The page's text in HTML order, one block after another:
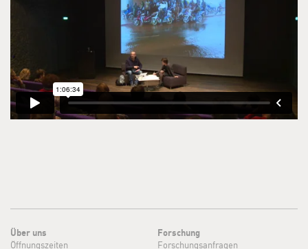
Über uns
Öffnungszeiten
Forschung
Forschungsanfragen